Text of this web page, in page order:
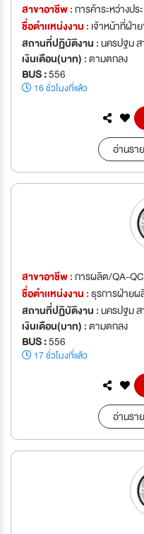
สาขาอาชีพ :การค้าระหว่างปร
ชื่อตำเเหน่งงาน : เจ้าหน้าที่ฝ่า
สถานที่ปฏิบัติงาน :นครปฐม
เงินเดือน(บาท) :ตามตกลง
BUS :556
16 ชั่วโมงที่แล้ว
อ่านรา
สาขาอาชีพ :การผลิต/QA-QC
ชื่อตำเเหน่งงาน :ธุรการฝ่ายผ
สถานที่ปฏิบัติงาน :นครปฐม
เงินเดือน(บาท) :ตามตกลง
BUS :556
17 ชั่วโมงที่แล้ว
อ่านรา